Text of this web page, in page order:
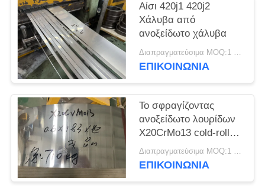
Αίσι 420j1 420j2
Χάλυβα από
ανοξείδωτο χάλυβα
Διαπραγματεύσιμα MOQ:1 τόνος
ΕΠΙΚΟΙΝΩΝΊΑ
Το σφραγίζοντας
ανοξείδωτο λουρίδων
X20CrMo13 cold-rolled
η ανοπτημένη σπείρα Διαπραγματεύσιμα MOQ:1 τόνος
ΕΠΙΚΟΙΝΩΝΊΑ